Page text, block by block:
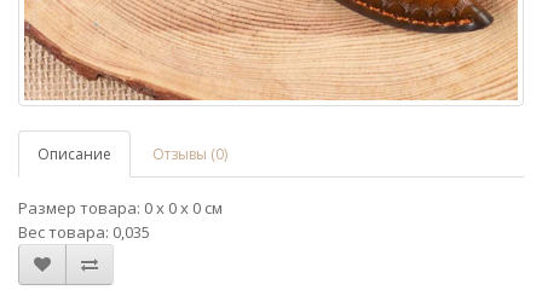
Описание Отзывы (0)
Размер товара: 0 x 0 x 0 см
Вес товара: 0,035